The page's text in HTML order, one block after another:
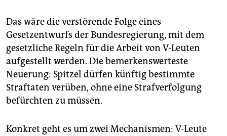
Das wäre die verstörende Folge eines
Gesetzentwurfs der Bundesregierung, mit dem
gesetzliche Regeln für die Arbeit von V-Leuten
aufgestellt werden. Die bemerkenswerteste
Neuerung: Spitzel dürfen künftig bestimmte
Straftaten verüben, ohne eine Strafverfolgung
befürchten zu müssen.
Konkret geht es um zwei Mechanismen: V-Leute